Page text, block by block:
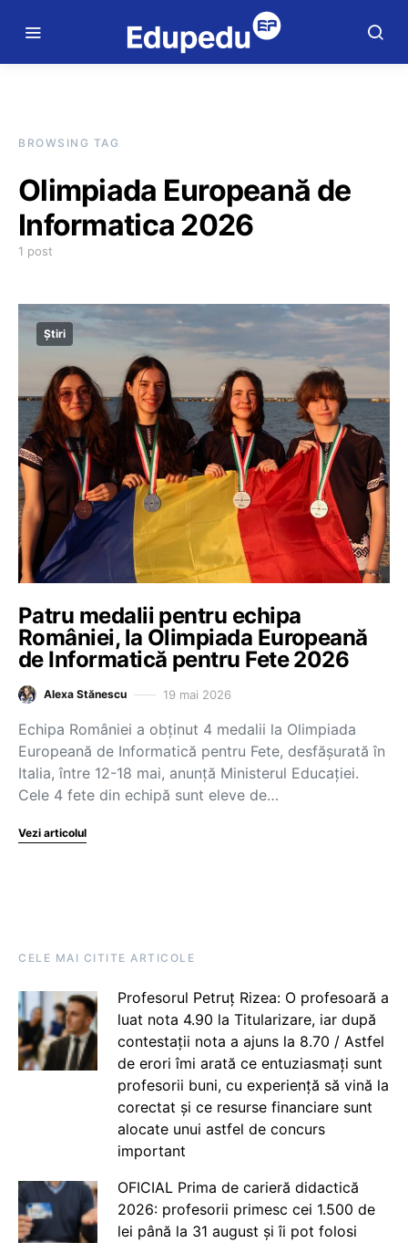
BROWSING TAG
Olimpiada Europeană de
Informatica 2026
1 post
Știri
Patru medalii pentru echipa
României, la Olimpiada Europeană
de Informatică pentru Fete 2026
Alexa Stănescu 19 mai 2026
Echipa României a obținut 4 medalii la Olimpiada
Europeană de Informatică pentru Fete, desfășurată în
Italia, între 12-18 mai, anunță Ministerul Educației.
Cele 4 fete din echipă sunt eleve de…
Vezi articolul
CELE MAI CITITE ARTICOLE
Profesorul Petruț Rizea: O profesoară a
luat nota 4.90 la Titularizare, iar după
contestații nota a ajuns la 8.70 / Astfel
de erori îmi arată ce entuziasmați sunt
profesorii buni, cu experiență să vină la
corectat și ce resurse financiare sunt
alocate unui astfel de concurs
important
OFICIAL Prima de carieră didactică
2026: profesorii primesc cei 1.500 de
lei până la 31 august și îi pot folosi